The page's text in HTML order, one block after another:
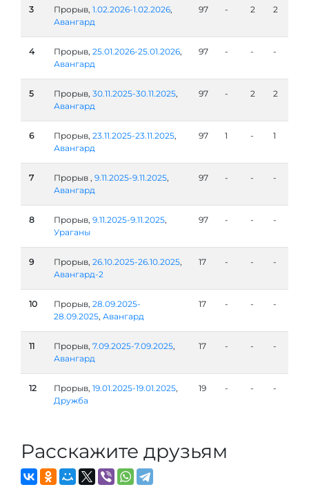
3 Прорыв, 1.02.2026-1.02.2026,
Авангард
97 - 2 2
4 Прорыв, 25.01.2026-25.01.2026,
Авангард
97 - - -
5 Прорыв, 30.11.2025-30.11.2025,
Авангард
97 - 2 2
6 Прорыв, 23.11.2025-23.11.2025,
Авангард
97 1 - 1
7 Прорыв , 9.11.2025-9.11.2025,
Авангард
97 - - -
8 Прорыв, 9.11.2025-9.11.2025,
Ураганы
97 - - -
9 Прорыв, 26.10.2025-26.10.2025,
Авангард-2
17 - - -
10 Прорыв, 28.09.2025-
28.09.2025, Авангард
17 - - -
11 Прорыв, 7.09.2025-7.09.2025,
Авангард
17 - - -
12 Прорыв, 19.01.2025-19.01.2025,
Дружба
19 - - -
Расскажите друзьям